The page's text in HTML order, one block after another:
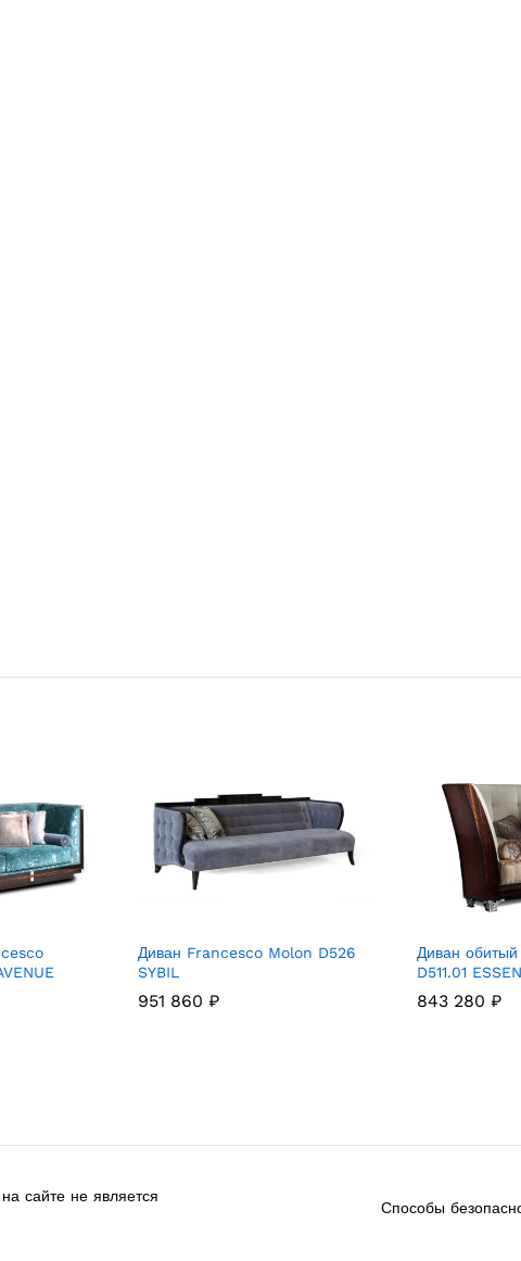
Диван Francesco Molon D526
SYBIL
951 860 ₽
Диван
D511.01
843 280 ₽
сайте не является
Способы